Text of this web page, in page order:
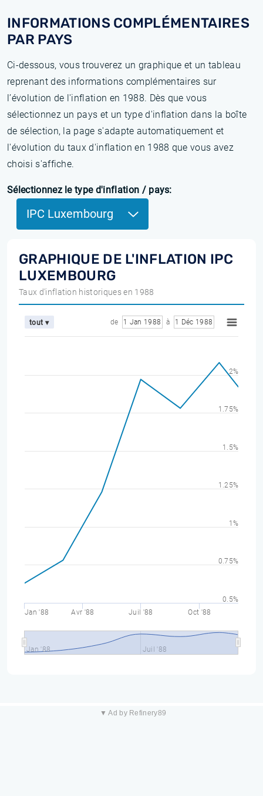
INFORMATIONS COMPLÉMENTAIRES
PAR PAYS
Ci-dessous, vous trouverez un graphique et un tableau
reprenant des informations complémentaires sur
l’évolution de l'inflation en 1988. Dès que vous
sélectionnez un pays et un type d'inflation dans la boîte
de sélection, la page s'adapte automatiquement et
l'évolution du taux d'inflation en 1988 que vous avez
choisi s'affiche.
Sélectionnez le type d'inflation / pays:
IPC Luxembourg
GRAPHIQUE DE L'INFLATION IPC
LUXEMBOURG
Taux d'inflation historiques en 1988
tout ▾ de 1 Jan 1988 à 1 Déc 1988
Jan '88 Avr '88 Juil '88 Oct '88
Jan '88 Juil '88
0.5%
0.75%
1%
1.25%
1.5%
1.75%
2%
▼ Ad by Refinery89